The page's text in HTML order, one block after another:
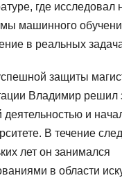
где исследовал
машинного
в реальных
защиты
Владимир решил
деятельностью и
В течение
лет он занимался
в области